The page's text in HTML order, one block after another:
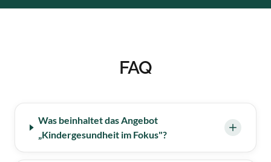
FAQ
Was beinhaltet das Angebot
„Kindergesundheit im Fokus"?